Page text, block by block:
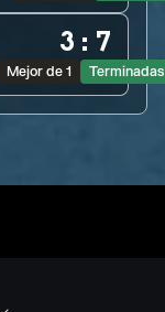
3 : 7
Mejor de 1 Terminadas